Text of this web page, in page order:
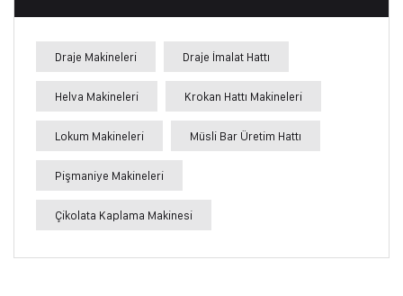
Draje Makineleri Draje İmalat Hattı
Helva Makineleri Krokan Hattı Makineleri
Lokum Makineleri Müsli Bar Üretim Hattı
Pişmaniye Makineleri
Çikolata Kaplama Makinesi